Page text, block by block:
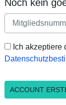
Noch kein
Ich akzeptiere